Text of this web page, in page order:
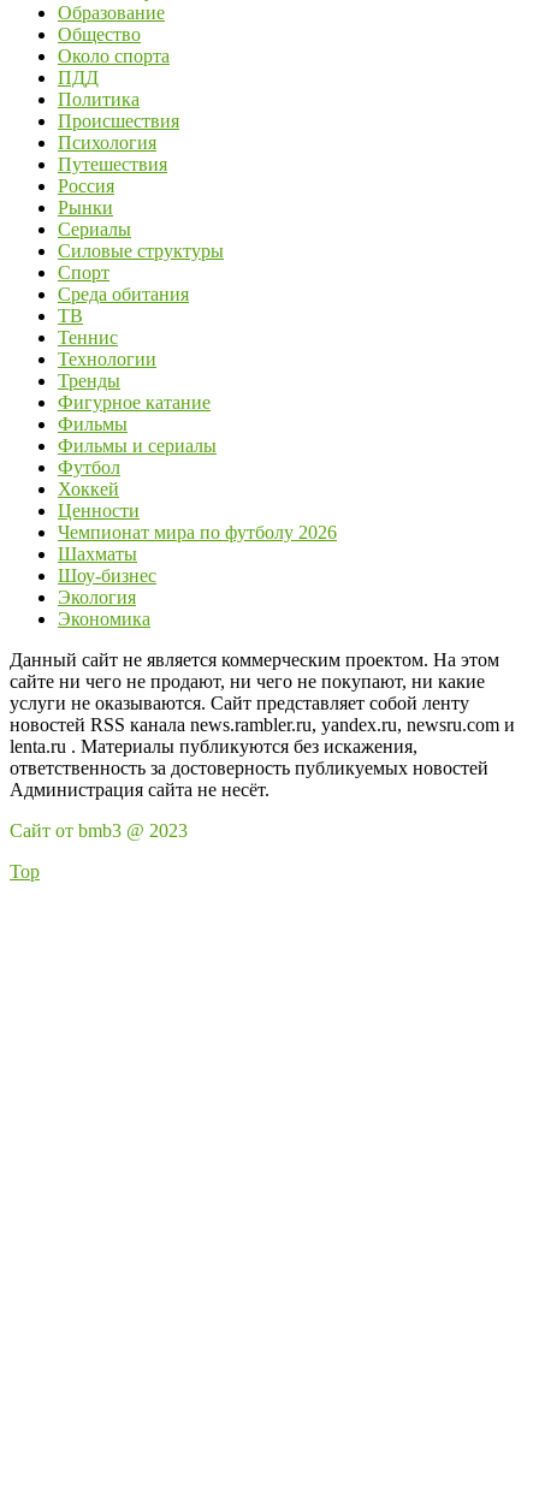
Образование
Общество
Около спорта
ПДД
Политика
Происшествия
Психология
Путешествия
Россия
Рынки
Сериалы
Силовые структуры
Спорт
Среда обитания
ТВ
Теннис
Технологии
Тренды
Фигурное катание
Фильмы
Фильмы и сериалы
Футбол
Хоккей
Ценности
Чемпионат мира по футболу 2026
Шахматы
Шоу-бизнес
Экология
Экономика
Данный сайт не является коммерческим проектом. На этом
сайте ни чего не продают, ни чего не покупают, ни какие
услуги не оказываются. Сайт представляет собой ленту
новостей RSS канала news.rambler.ru, yandex.ru, newsru.com и
lenta.ru . Материалы публикуются без искажения,
ответственность за достоверность публикуемых новостей
Администрация сайта не несёт.
Сайт от bmb3 @ 2023
Top